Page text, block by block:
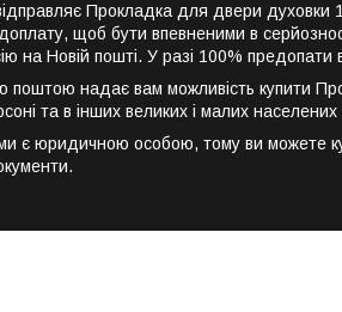
Прокладка для двери
щоб бути впевненими в
на Новій пошті. У разі 100%
поштою надає вам можливість купити
та в інших великих і малих
є юридичною особою, тому ви можете